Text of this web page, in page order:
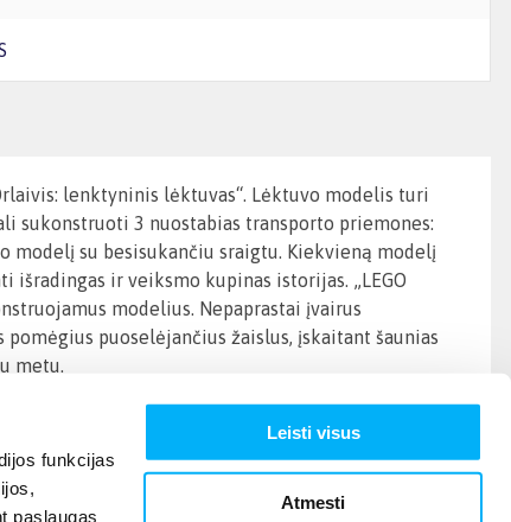
funkcijas
paslaugas
Leisti visus
Atmesti
lenktyninis lėktuvas“. Lėktuvo modelis turi
sukonstruoti 3 nuostabias transporto priemones:
su besisukančiu sraigtu. Kiekvieną modelį
ir veiksmo kupinas istorijas. „LEGO
modelius. Nepaprastai įvairus
puoselėjančius žaislus, įskaitant šaunias
metu.